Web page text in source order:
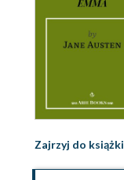
Zajrzyj do książki